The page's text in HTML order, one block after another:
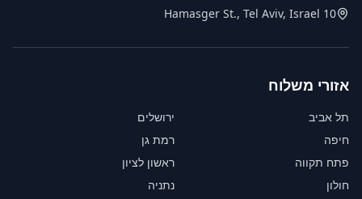
10 Hamasger St., Tel Aviv, Israel
אזורי משלוח
תל אביב
ירושלים
חיפה
רמת גן
פתח תקווה
ראשון לציון
חולון
נתניה